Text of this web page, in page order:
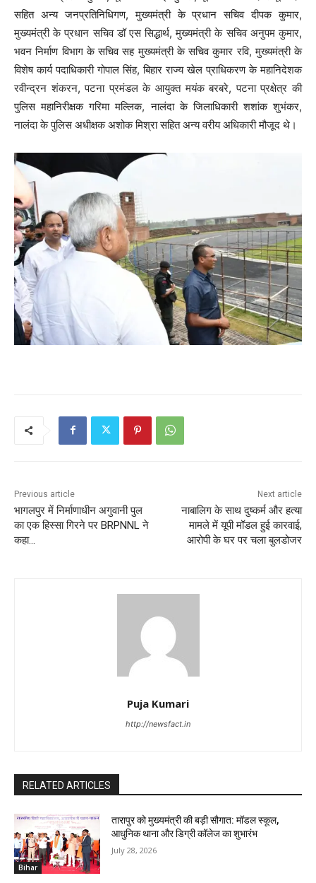
सहित अन्य जनप्रतिनिधिगण, मुख्यमंत्री के प्रधान सचिव दीपक कुमार,
मुख्यमंत्री के प्रधान सचिव डॉ एस सिद्धार्थ, मुख्यमंत्री के सचिव अनुपम कुमार,
भवन निर्माण विभाग के सचिव सह मुख्यमंत्री के सचिव कुमार रवि, मुख्यमंत्री के
विशेष कार्य पदाधिकारी गोपाल सिंह, बिहार राज्य खेल प्राधिकरण के महानिदेशक
रवीन्द्रन शंकरन, पटना प्रमंडल के आयुक्त मयंक बरबरे, पटना प्रक्षेत्र की
पुलिस महानिरीक्षक गरिमा मल्लिक, नालंदा के जिलाधिकारी शशांक शुभंकर,
नालंदा के पुलिस अधीक्षक अशोक मिश्रा सहित अन्य वरीय अधिकारी मौजूद थे।
Previous article
भागलपुर में निर्माणाधीन अगुवानी पुल
का एक हिस्सा गिरने पर BRPNNL ने
कहा…
Next article
नाबालिग के साथ दुष्कर्म और हत्या
मामले में यूपी मॉडल हुई कारवाई,
आरोपी के घर पर चला बुलडोजर
Puja Kumari
http://newsfact.in
RELATED ARTICLES
Bihar
तारापुर को मुख्यमंत्री की बड़ी सौगात: मॉडल स्कूल,
आधुनिक थाना और डिग्री कॉलेज का शुभारंभ
July 28, 2026